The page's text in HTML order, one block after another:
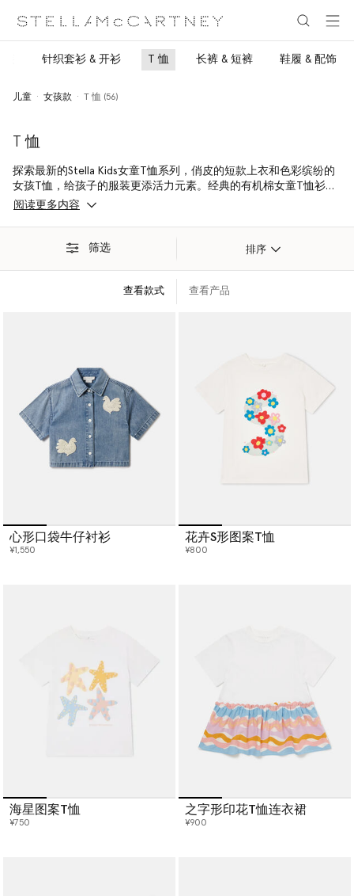
针织套衫 & 开衫 T 恤 长裤 & 短裤 鞋履 & 配饰
儿童 女孩款 T 恤 (56)
T 恤
探索最新的Stella Kids女童T恤系列，俏皮的短款上衣和色彩缤纷的
女孩T恤，给孩子的服装更添活力元素。经典的有机棉女童T恤衫采
用可持续材料制成，确保舒适和环保。
阅读更多内容
筛选 排序
查看款式 查看产品
心形口袋牛仔衬衫
¥1,550
花卉S形图案T恤
¥800
海星图案T恤
¥750
之字形印花T恤连衣裙
¥900